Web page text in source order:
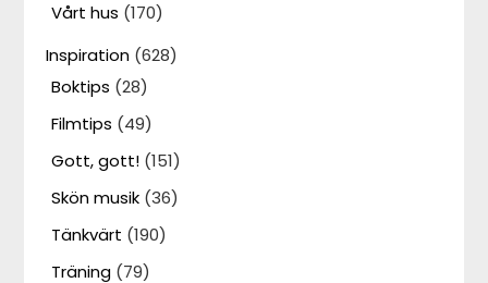
Vårt hus (170)
Inspiration (628)
Boktips (28)
Filmtips (49)
Gott, gott! (151)
Skön musik (36)
Tänkvärt (190)
Träning (79)